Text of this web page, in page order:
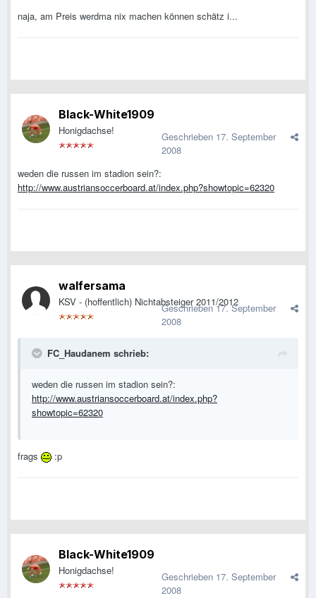
naja, am Preis werdma nix machen können schätz i...
Black-White1909
Honigdachse! Geschrieben 17. September
2008
weden die russen im stadion sein?:
http://www.austriansoccerboard.at/index.php?showtopic=62320
walfersama
KSV - (hoffentlich) Nichtabsteiger 2011/2012
Geschrieben17. September
2008
FC_Haudanem schrieb:
weden die russen im stadion sein?:
http://www.austriansoccerboard.at/index.php?
showtopic=62320
frags :p
Black-White1909
Honigdachse! Geschrieben 17. September
2008